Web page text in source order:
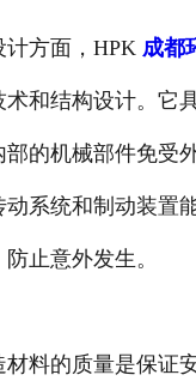
方面，HPK 成都
和结构设计。它
的机械部件免受
动系统和制动装置
止意外发生。
的质量是保证安